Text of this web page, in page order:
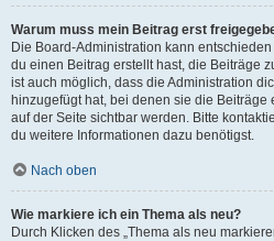
Warum muss mein Beitrag erst
Die Board-Administration kann
du einen Beitrag erstellt hast, die Beiträge
ist auch möglich, dass die Administration
hinzugefügt hat, bei denen sie die Beiträge
auf der Seite sichtbar werden. Bitte
du weitere Informationen dazu benötigst.
Nach oben
Wie markiere ich ein Thema als neu?
Durch Klicken des „Thema als neu